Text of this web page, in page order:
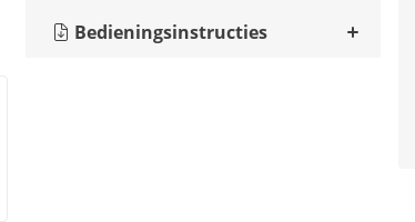
Bedieningsinstructies